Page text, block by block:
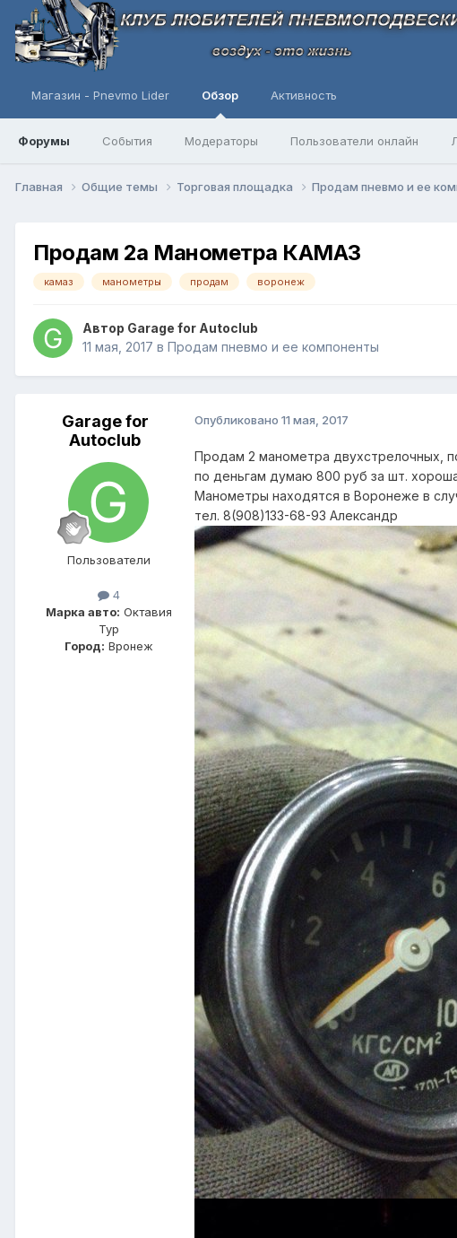
Магазин - Pnevmo Lider Обзор
Форумы События Модераторы Пользователи онлайн
Активность
Главная Общие темы Торговая площадка Продам пневмо и ее
Продам 2а Манометра КАМАЗ
камаз манометры продам воронеж
Автор Garage for Autoclub
11 мая, 2017 в Продам пневмо и ее компоненты
Garage for
Autoclub
Пользователи
4
Марка авто: Октавия
Тур
Город: Вронеж
Опубликовано 11 мая, 2017
Продам 2 манометра двухстрелочных,
по деньгам думаю 800 руб за шт.
Манометры находятся в Воронеже в
тел. 8(908)133-68-93 Александр